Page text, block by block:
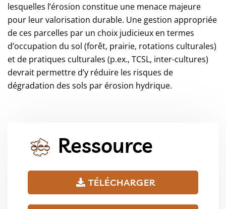
lesquelles l’érosion constitue une menace majeure
pour leur valorisation durable. Une gestion appropriée
de ces parcelles par un choix judicieux en termes
d’occupation du sol (forêt, prairie, rotations culturales)
et de pratiques culturales (p.ex., TCSL, inter-cultures)
devrait permettre d’y réduire les risques de
dégradation des sols par érosion hydrique.
Ressource
TÉLÉCHARGER